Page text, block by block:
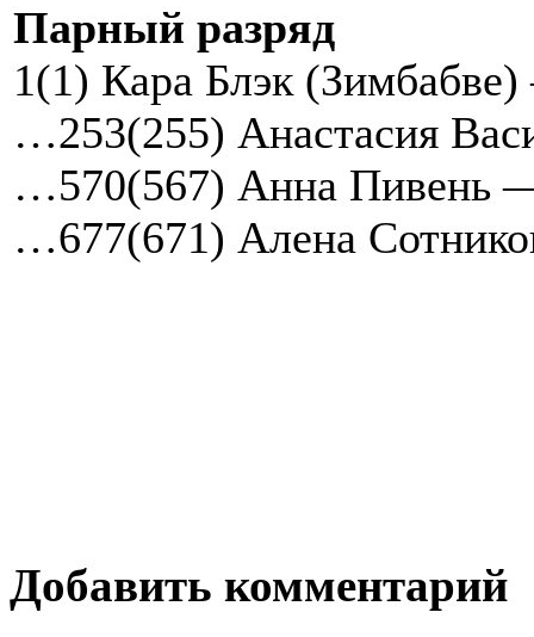
Парный разряд
1(1) Кара Блэк
…253(255) Анастасия
…570(567) Анна Пивень
…677(671) Алена
Добавить комментарий